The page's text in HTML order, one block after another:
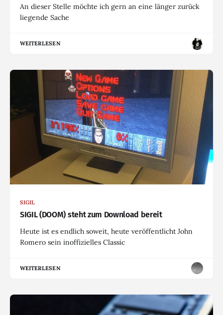
An dieser Stelle möchte ich gern an eine länger zurück
liegende Sache
WEITERLESEN
SIGIL
SIGIL (DOOM) steht zum Download bereit
Heute ist es endlich soweit, heute veröffentlicht John
Romero sein inoffizielles Classic
WEITERLESEN